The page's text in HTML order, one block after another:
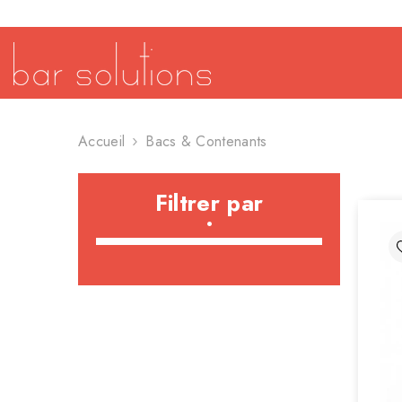
Accueil Bacs & Contenants
Filtrer par
•